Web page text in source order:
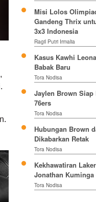
Misi Lolos
Gandeng Thrix
3x3 Indonesia
Ragil Putri Irmalia
Kasus Kawhi
Babak Baru
Tora Nodisa
Jaylen Brown Siap
76ers
Tora Nodisa
Hubungan Brown
Dikabarkan Retak
Tora Nodisa
Kekhawatiran
Jonathan
Tora Nodisa